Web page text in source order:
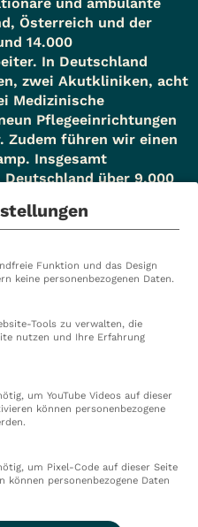
Österreich und der
14.000
In Deutschland
zwei Akutkliniken, acht
Medizinische
Pflegeeinrichtungen
Zudem führen wir einen
Insgesamt
Deutschland über 9.000
Ambulant
Karriere
Funktion und das Design
keine personenbezogenen Daten.
Tools zu verwalten, die
nutzen und Ihre Erfahrung
um YouTube Videos auf dieser
können personenbezogene
um Pixel-Code auf dieser Seite
können personenbezogene Daten